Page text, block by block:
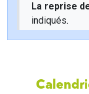
La reprise
indiqués.